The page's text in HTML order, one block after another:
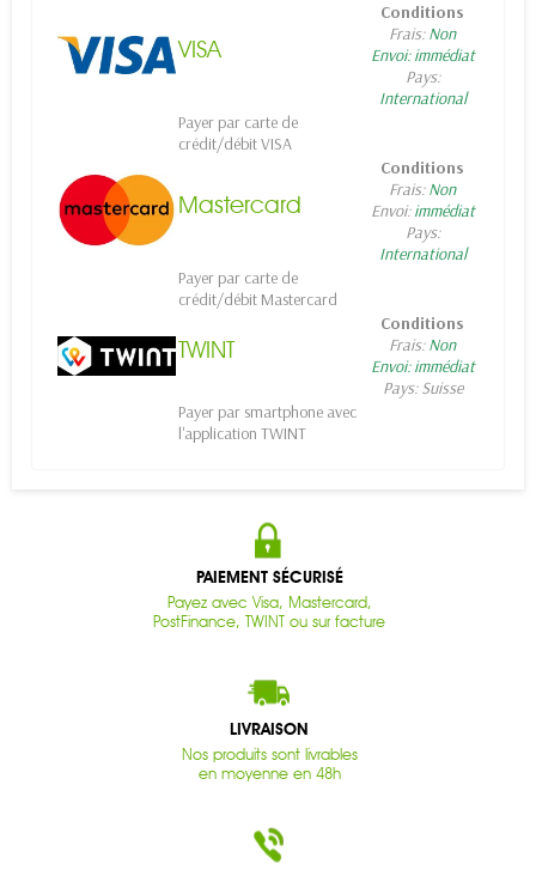
VISA
Conditions
Frais:Non
Envoi:immédiat
Pays:
International
Payer par carte de
crédit/débit VISA
Mastercard
Conditions
Frais:Non
Envoi:immédiat
Pays:
International
Payer par carte de
crédit/débit Mastercard
TWINT
Conditions
Frais:Non
Envoi:immédiat
Pays: Suisse
Payer par smartphone avec
l'application TWINT
PAIEMENT SÉCURISÉ
Payez avec Visa, Mastercard,
PostFinance, TWINT ou sur facture
LIVRAISON
Nos produits sont livrables
en moyenne en 48h